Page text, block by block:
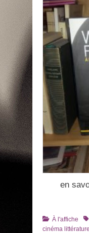
en
Catégories
À l'affiche
cinéma littérature